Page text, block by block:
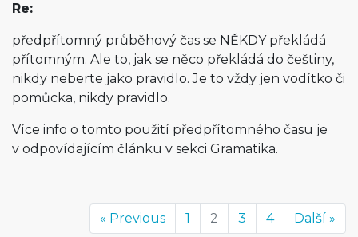
Re:
předpřítomný průběhový čas se NĚKDY překládá
přítomným. Ale to, jak se něco překládá do češtiny,
nikdy neberte jako pravidlo. Je to vždy jen vodítko či
pomůcka, nikdy pravidlo.
Více info o tomto použití předpřítomného času je
v odpovídajícím článku v sekci Gramatika.
« Previous 1 2 3 4 Další »